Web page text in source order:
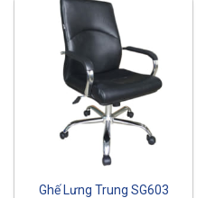
Ghế Lưng Trung SG603